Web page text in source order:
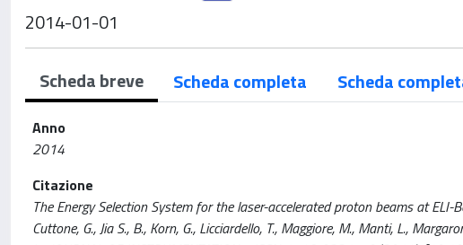
2014-01-01
Scheda breve Scheda completa Scheda
Anno
2014
Citazione
The Energy Selection System for the laser-accelerated proton beams at ELI-
Cuttone, G., Jia S., B., Korn, G., Licciardello, T., Maggiore, M., Manti, L.,